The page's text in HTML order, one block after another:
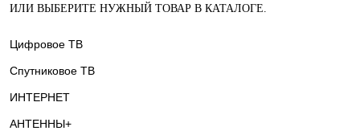
ИЛИ ВЫБЕРИТЕ НУЖНЫЙ ТОВАР В КАТАЛОГЕ.
Цифровое ТВ
Спутниковое ТВ
ИНТЕРНЕТ
АНТЕННЫ+